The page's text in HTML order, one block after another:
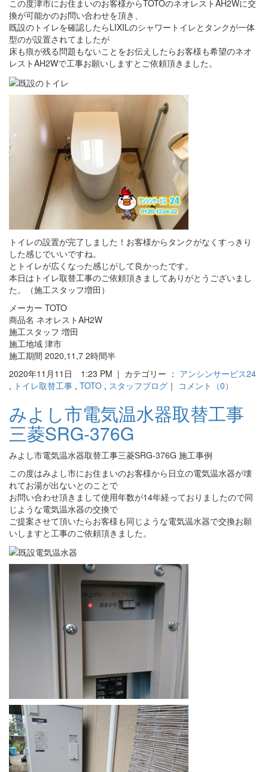
この度津市にお住まいのお客様からTOTOのネオレストAH2Wに交
換が可能かのお問い合わせを頂き、
既設のトイレを確認したらLIXILのシャワートイレとタンクが一体
型のが設置されてましたが
床も痕が残る問題もないことをお伝えしたらお客様も希望のネオ
レストAH2Wで工事お願いしますとご依頼頂きました。
トイレの設置が完了しました！お客様からタンクがなくすっきり
した感じでいいですね。
とトイレが広くなった感じがして良かったです。
本日はトイレ取替工事のご依頼頂きましてありがとうございまし
た。（施工スタッフ増田）
メーカー TOTO
商品名 ネオレストAH2W
施工スタッフ 増田
施工地域 津市
施工期間 2020,11,7 2時間半
2020年11月11日 1:23 PM | カテゴリー ： アンシンサービス24
, トイレ取替工事 , TOTO , スタッフブログ ｜ コメント（0）
みよし市電気温水器取替工事
三菱SRG-376G
みよし市電気温水器取替工事三菱SRG-376G 施工事例
この度はみよし市にお住まいのお客様から日立の電気温水器が壊
れてお湯が出ないとのことで
お問い合わせ頂きまして使用年数が14年経っておりましたので同
じような電気温水器の交換で
ご提案させて頂いたらお客様も同じような電気温水器で交換お願
いしますと工事のご依頼頂きました。